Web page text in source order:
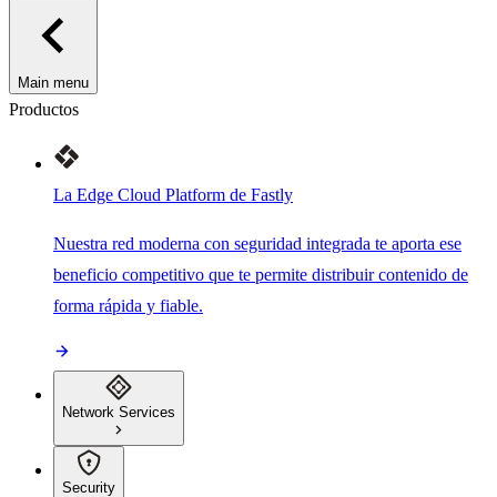
Main menu
Productos
La Edge Cloud Platform de Fastly
Nuestra red moderna con seguridad integrada te aporta ese
beneficio competitivo que te permite distribuir contenido de
forma rápida y fiable.
Network Services
Security